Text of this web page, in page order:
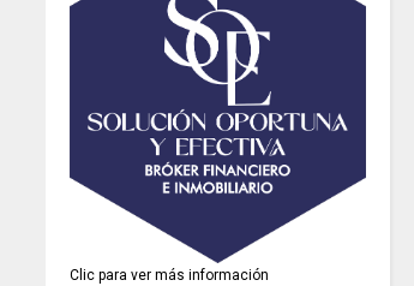
Clic para ver más información